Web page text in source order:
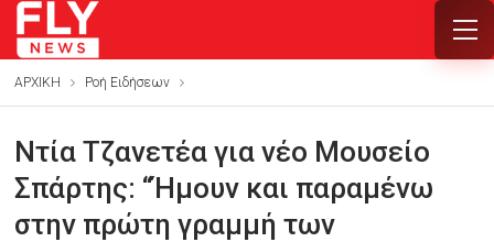
ΑΡΧΙΚΗ Ροή Ειδήσεων
Ντία Τζανετέα για νέο Μουσείο
Σπάρτης: “Ήμουν και παραμένω
στην πρώτη γραμμή των